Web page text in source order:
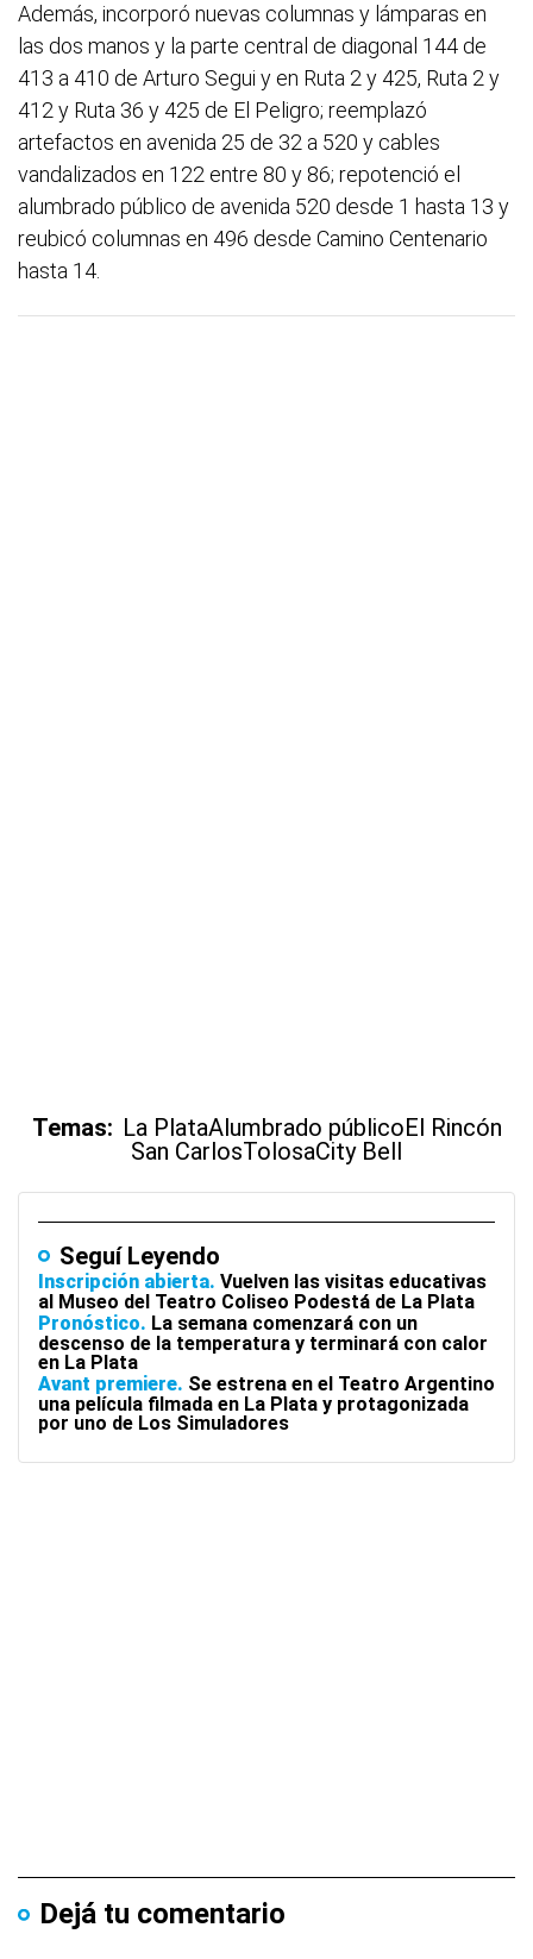
Además, incorporó nuevas columnas y lámparas en
las dos manos y la parte central de diagonal 144 de
413 a 410 de Arturo Segui y en Ruta 2 y 425, Ruta 2 y
412 y Ruta 36 y 425 de El Peligro; reemplazó
artefactos en avenida 25 de 32 a 520 y cables
vandalizados en 122 entre 80 y 86; repotenció el
alumbrado público de avenida 520 desde 1 hasta 13 y
reubicó columnas en 496 desde Camino Centenario
hasta 14.
Temas: La PlataAlumbrado públicoEl Rincón
San CarlosTolosaCity Bell
Seguí Leyendo
Inscripción abierta Vuelven las visitas educativas
al Museo del Teatro Coliseo Podestá de La Plata
Pronóstico La semana comenzará con un
descenso de la temperatura y terminará con calor
en La Plata
Avant premiere Se estrena en el Teatro Argentino
una película filmada en La Plata y protagonizada
por uno de Los Simuladores
Dejá tu comentario